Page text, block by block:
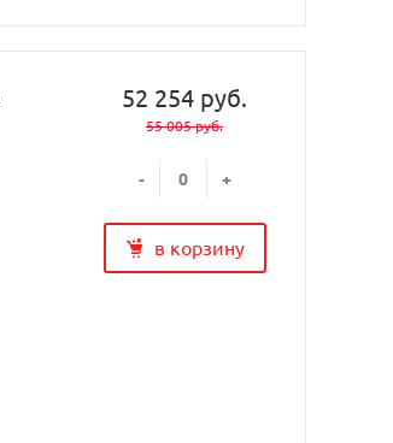
52 254 руб.
55 005 руб.
- +
в корзину